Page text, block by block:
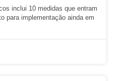
inclui 10 medidas que entram
para implementação ainda em